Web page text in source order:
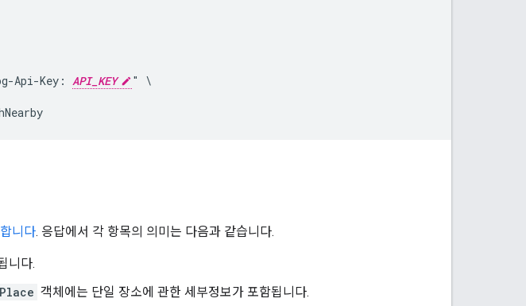
Api-Key: API_KEY
" \
니다. 응답에서 각 항목의 의미는 다음과 같습니다.
니다.
Place 객체에는 단일 장소에 관한 세부정보가 포함됩니다.